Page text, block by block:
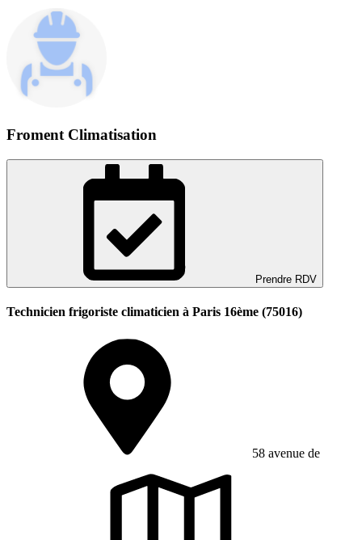
Froment Climatisation
Prendre RDV
Technicien frigoriste climaticien à Paris 16ème (75016)
58 avenue de